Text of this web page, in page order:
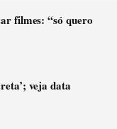
filmes: “só quero
veja data